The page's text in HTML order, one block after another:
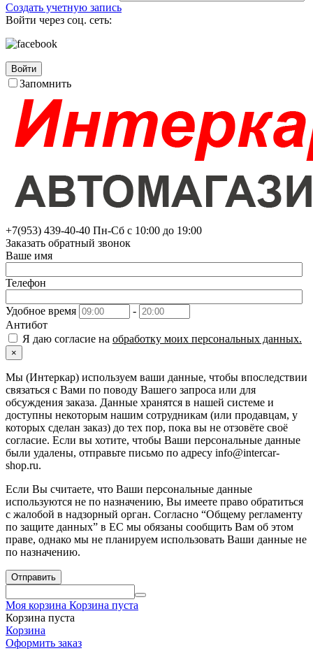
Создать учетную запись
Войти через соц. сеть:
Войти
Запомнить
+7(953) 439-40-40 Пн-Сб с 10:00 до 19:00
Заказать обратный звонок
Ваше имя
Телефон
Удобное время
-
Антибот
Я даю согласие на обработку моих персональных данных.
×
Мы (Интеркар) используем ваши данные, чтобы впоследствии
связаться с Вами по поводу Вашего запроса или для
обсуждения заказа. Данные хранятся в нашей системе и
доступны некоторым нашим сотрудникам (или продавцам, у
которых сделан заказ) до тех пор, пока вы не отзовёте своё
согласие. Если вы хотите, чтобы Ваши персональные данные
были удалены, отправьте письмо по адресу info@intercar-
shop.ru.
Если Вы считаете, что Ваши персональные данные
используются не по назначению, Вы имеете право обратиться
с жалобой в надзорный орган. Согласно “Общему регламенту
по защите данных” в ЕС мы обязаны сообщить Вам об этом
праве, однако мы не планируем использовать Ваши данные не
по назначению.
Отправить
Моя корзина Корзина пуста
Корзина пуста
Корзина
Оформить заказ